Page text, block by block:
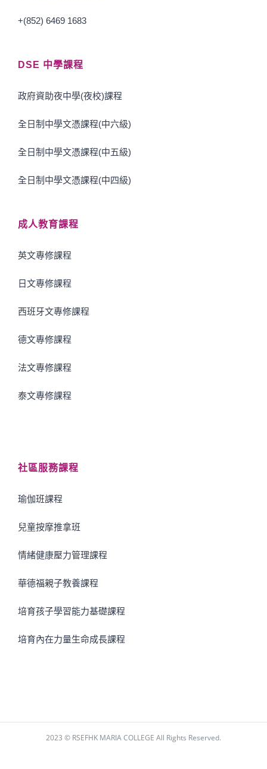
+(852) 6469 1683
DSE 中學課程
政府資助夜中學(夜校)課程
全日制中學文憑課程(中六級)
全日制中學文憑課程(中五級)
全日制中學文憑課程(中四級)
成人教育課程
英文專修課程
日文專修課程
西班牙文專修課程
德文專修課程
法文專修課程
泰文專修課程
社區服務課程
瑜伽班課程
兒童按摩推拿班
情緒健康壓力管理課程
華德福親子教養課程
培育孩子學習能力基礎課程
培育內在力量生命成長課程
2023 © RSEFHK MARIA COLLEGE All Rights Reserved.